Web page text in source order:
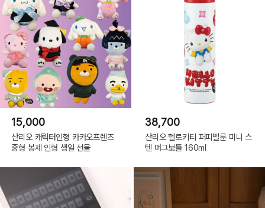
15,000
산리오 캐릭터인형 카카오프렌즈
중형 봉제 인형 생일 선물
38,700
산리오 헬로키티 퍼피벌룬 미니 스
텐 머그보틀 160ml